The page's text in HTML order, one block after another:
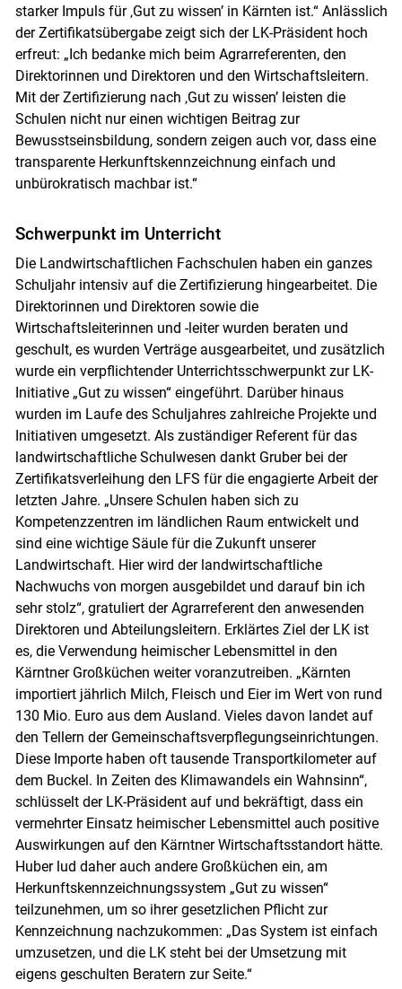
Skip to main content
starker Impuls für ‚Gut zu wissen’ in Kärnten ist.“ Anlässlich
der Zertifikatsübergabe zeigt sich der LK-Präsident hoch
erfreut: „Ich bedanke mich beim Agrarreferenten, den
Direktorinnen und Direktoren und den Wirtschaftsleitern.
Mit der Zertifizierung nach ‚Gut zu wissen’ leisten die
Schulen nicht nur einen wichtigen Beitrag zur
Bewusstseinsbildung, sondern zeigen auch vor, dass eine
transparente Herkunftskennzeichnung einfach und
unbürokratisch machbar ist.“
Schwerpunkt im Unterricht
Die Landwirtschaftlichen Fach­schulen haben ein ganzes
Schuljahr intensiv auf die Zertifizierung hingearbeitet. Die
Direktorinnen und Direktoren sowie die
Wirtschaftsleiterinnen und -leiter wurden beraten und
geschult, es wurden Verträge ausgearbeitet, und zusätzlich
wurde ein verpflichtender Unterrichtsschwerpunkt zur LK-
Initiative „Gut zu wissen“ eingeführt. Darüber hinaus
wurden im Laufe des Schuljahres zahlreiche Projekte und
Initiativen umgesetzt. Als zuständiger Referent für das
landwirtschaftliche Schulwesen dankt Gruber bei der
Zertifikatsverleihung den LFS für die engagierte Arbeit der
letzten Jahre. „Unsere Schulen haben sich zu
Kompetenzzentren im ländlichen Raum entwickelt und
sind eine wichtige Säule für die Zukunft unserer
Landwirtschaft. Hier wird der landwirtschaftliche
Nachwuchs von morgen ausgebildet und darauf bin ich
sehr stolz“, gratuliert der Agrarreferent den anwesenden
Direktoren und Abteilungsleitern. Erklärtes Ziel der LK ist
es, die Verwendung heimischer Lebensmittel in den
Kärntner Großküchen weiter voranzutreiben. „Kärnten
importiert jährlich Milch, Fleisch und Eier im Wert von rund
130 Mio. Euro aus dem Ausland. Vieles davon landet auf
den Tellern der Gemeinschaftsverpflegungseinrichtungen.
Diese Importe haben oft tausende Transportkilometer auf
dem Buckel. In Zeiten des Klimawandels ein Wahnsinn“,
schlüsselt der LK-Präsident auf und bekräftigt, dass ein
vermehrter Einsatz heimischer Lebensmittel auch positive
Auswirkungen auf den Kärntner Wirtschaftsstandort hätte.
Huber lud daher auch andere Großküchen ein, am
Herkunftskennzeichnungssystem „Gut zu wissen“
teilzunehmen, um so ihrer gesetzlichen Pflicht zur
Kennzeichnung nachzukommen: „Das System ist einfach
umzusetzen, und die LK steht bei der Umsetzung mit
eigens geschulten Beratern zur Seite.“